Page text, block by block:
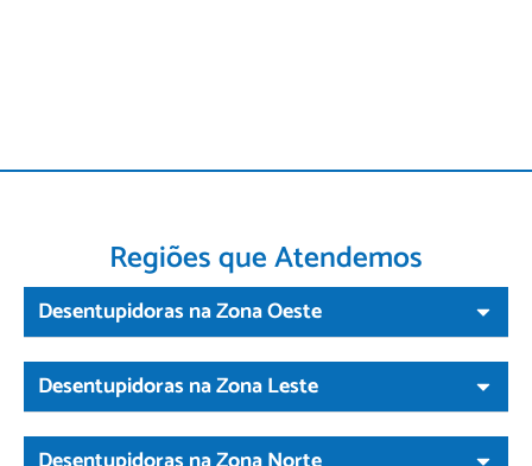
Regiões que Atendemos
Desentupidoras na Zona Oeste
Desentupidoras na Zona Leste